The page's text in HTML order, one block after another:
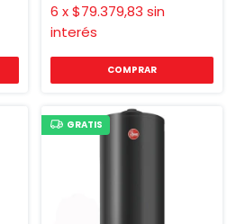
6 x$79.379,83 sin
interés
GRATIS